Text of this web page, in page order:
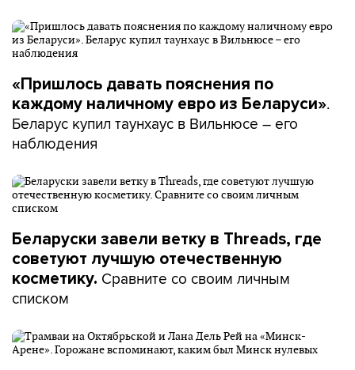
«Пришлось давать пояснения по
каждому наличному евро из Беларуси».
Беларус купил таунхаус в Вильнюсе – его
наблюдения
Беларуски завели ветку в Threads, где
советуют лучшую отечественную
косметику. Сравните со своим личным
списком